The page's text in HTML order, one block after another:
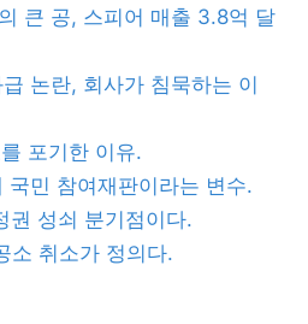
큰 공, 스피어 매출 3.8억 달
논란, 회사가 침묵하는 이
포기한 이유.
국민 참여재판이라는 변수.
권 성쇠 분기점이다.
소 취소가 정의다.